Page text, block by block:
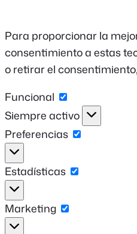
Para proporcionar la
consentimiento a estas
o retirar el
Funcional
Funcional
Siempre activo
Preferencias
Preferencias
Estadísticas
Estadísticas
Marketing
Marketing